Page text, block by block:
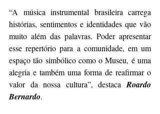
“A música instrumental brasileira carrega
histórias, sentimentos e identidades que vão
muito além das palavras. Poder apresentar
esse repertório para a comunidade, em um
espaço tão simbólico como o Museu, é uma
alegria e também uma forma de reafirmar o
valor da nossa cultura”, destaca Roardo
Bernardo.